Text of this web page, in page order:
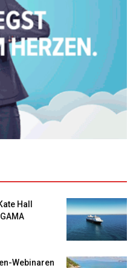
Hall
Webinaren